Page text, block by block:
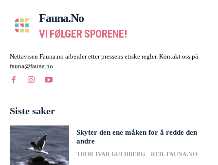
Fauna.no
VI FØLGER SPORENE!
Nettavisen Fauna.no arbeider etter pressens etiske regler. Kontakt oss på
fauna@fauna.no
Siste saker
Skyter den ene måken for å redde den
andre
THOR-IVAR GULDBERG – RED. FAUNA.NO